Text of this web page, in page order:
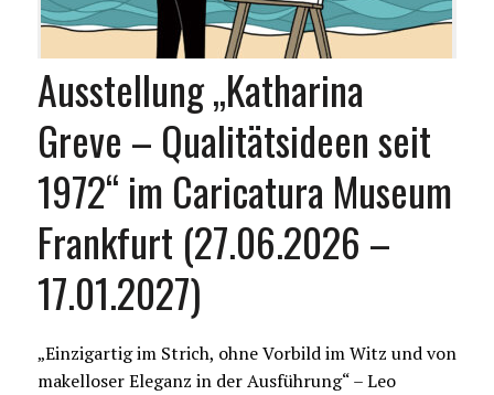
Ausstellung „Katharina
Greve – Qualitätsideen seit
1972“ im Caricatura Museum
Frankfurt (27.06.2026 –
17.01.2027)
„Einzigartig im Strich, ohne Vorbild im Witz und von
makelloser Eleganz in der Ausführung“ – Leo